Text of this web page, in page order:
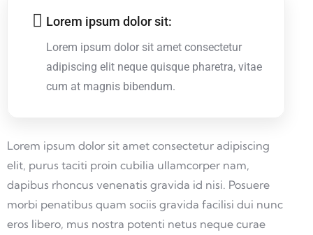
Lorem ipsum dolor sit:
Lorem ipsum dolor sit amet consectetur
adipiscing elit neque quisque pharetra, vitae
cum at magnis bibendum.
Lorem ipsum dolor sit amet consectetur adipiscing
elit, purus taciti proin cubilia ullamcorper nam,
dapibus rhoncus venenatis gravida id nisi. Posuere
morbi penatibus quam sociis gravida facilisi dui nunc
eros libero, mus nostra potenti netus neque curae